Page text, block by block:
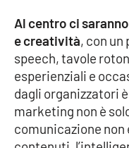
STREAMING
LaC TV
LaC Network
Al centro ci
e creatività, con
speech, tavole
esperienziali e
dagli organizzatori
marketing non è
comunicazione non